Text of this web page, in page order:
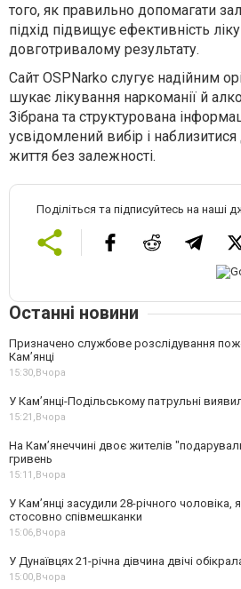
того, як правильно допомагати
підхід підвищує ефективність
довготривалому результату.
Сайт OSPNarko слугує надійним
шукає лікування наркоманії й
Зібрана та структурована
усвідомлений вибір і
життя без залежності.
Поділіться та підписуйтесь на наші
Останні новини
Призначено службове розслідування
Кам’янці
15:30, Вчора
У Кам’янці-Подільському патрульні
15:21, Вчора
На Камʼянеччині двоє жителів
гривень
15:11, Вчора
У Камʼянці засудили 28-річного
стосовно співмешканки
15:06, Вчора
У Дунаївцях 21-річна дівчина двічі
15:00, Вчора